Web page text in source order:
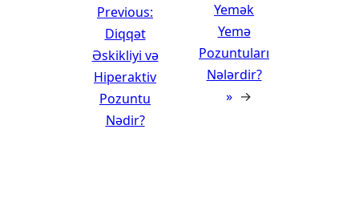
Previous:
Diqqət
Əskikliyi və
Hiperaktiv
Pozuntu
Nədir?
Yemək
Yemə
Pozuntuları
Nələrdir?
→